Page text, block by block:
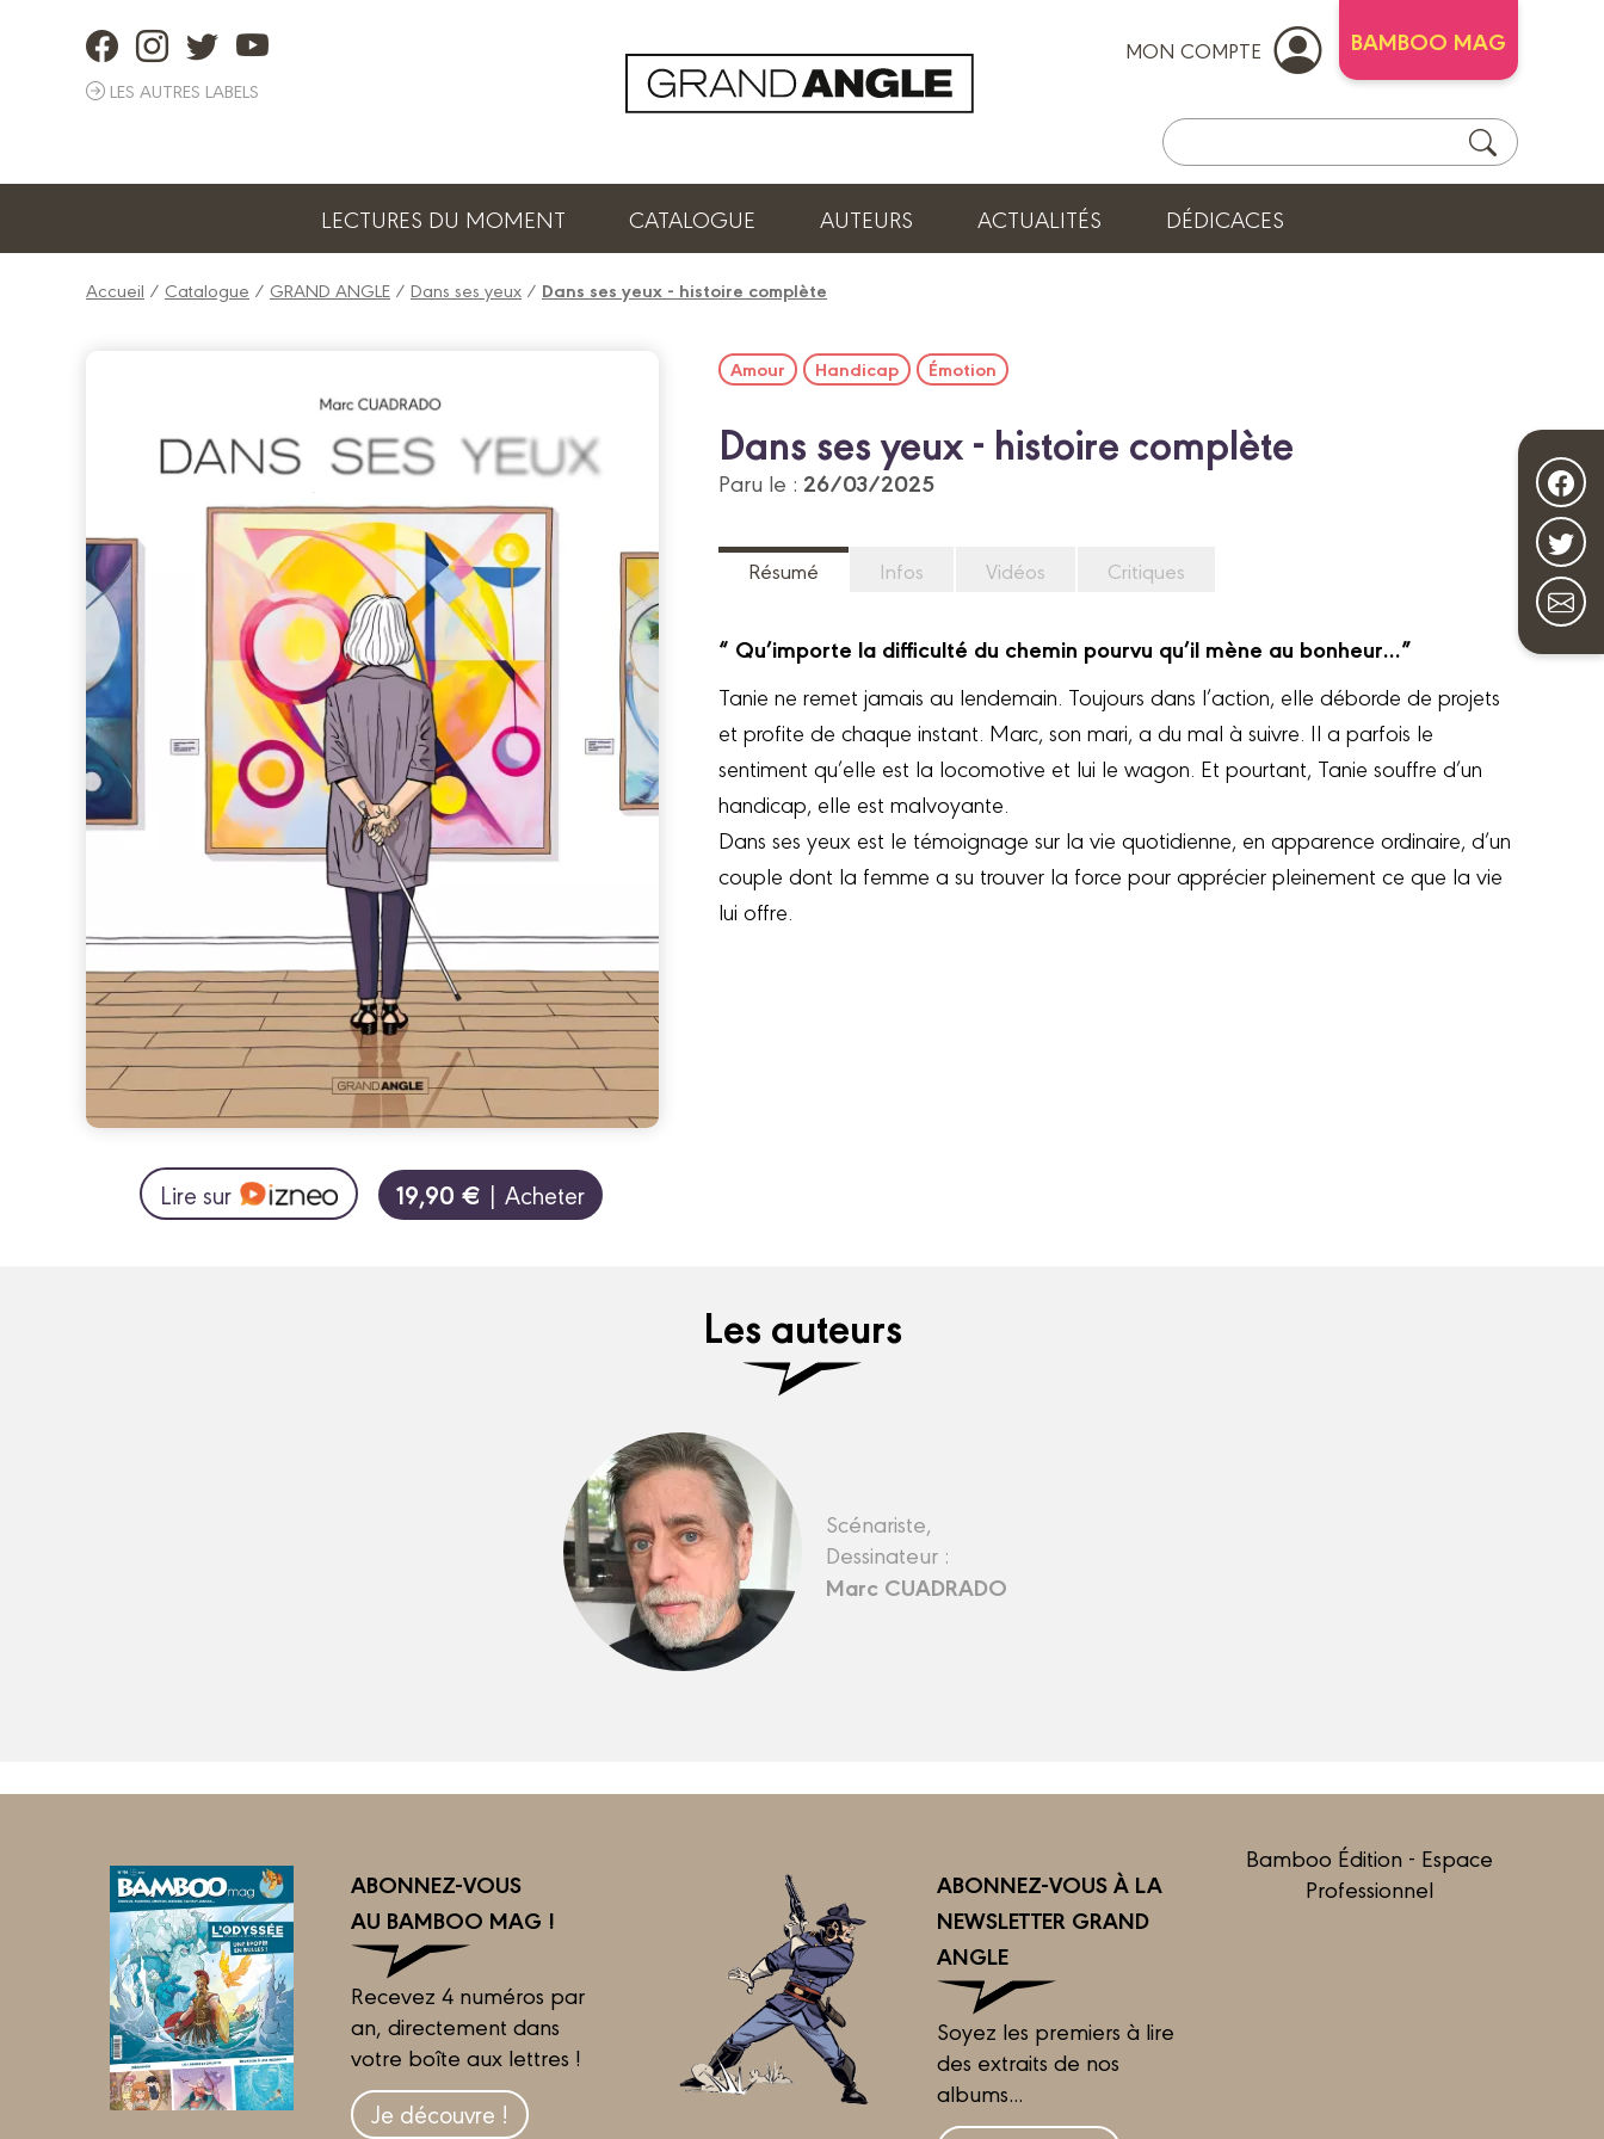
LES AUTRES LABELS
MON COMPTE BAMBOO MAG
LECTURES DU MOMENT CATALOGUE AUTEURS ACTUALITÉS DÉDICACES
Accueil / Catalogue / GRAND ANGLE / Dans ses yeux / Dans ses yeux - histoire complète
Lire sur 19,90 € | Acheter
Amour Handicap Émotion
Dans ses yeux - histoire complète
Paru le : 26/03/2025
Résumé Infos Vidéos Critiques
“ Qu’importe la difficulté du chemin pourvu qu’il mène au bonheur…”
Tanie ne remet jamais au lendemain. Toujours dans l’action, elle déborde de projets
et profite de chaque instant. Marc, son mari, a du mal à suivre. Il a parfois le
sentiment qu’elle est la locomotive et lui le wagon. Et pourtant, Tanie souffre d’un
handicap, elle est malvoyante.
Dans ses yeux est le témoignage sur la vie quotidienne, en apparence ordinaire, d’un
couple dont la femme a su trouver la force pour apprécier pleinement ce que la vie
lui offre.
Les auteurs
Scénariste,
Dessinateur :
Marc CUADRADO
ABONNEZ-VOUS
AU BAMBOO MAG !
Recevez 4 numéros par
an, directement dans
votre boîte aux lettres !
Je découvre !
ABONNEZ-VOUS À LA
NEWSLETTER GRAND
ANGLE
Soyez les premiers à lire
des extraits de nos
albums...
Bamboo Édition - Espace
Professionnel